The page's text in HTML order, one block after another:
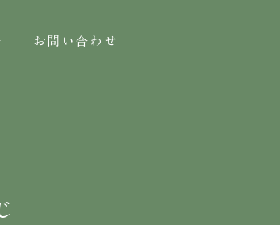
お問い合わせ